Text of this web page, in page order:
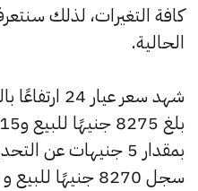
كافة التغيرات، لذلك
الحالية.
شهد سعر
بمقدار 5 جنيهات
سجل 8270 جنيهًا للبيع و 8210 جنيهًا للشراء.